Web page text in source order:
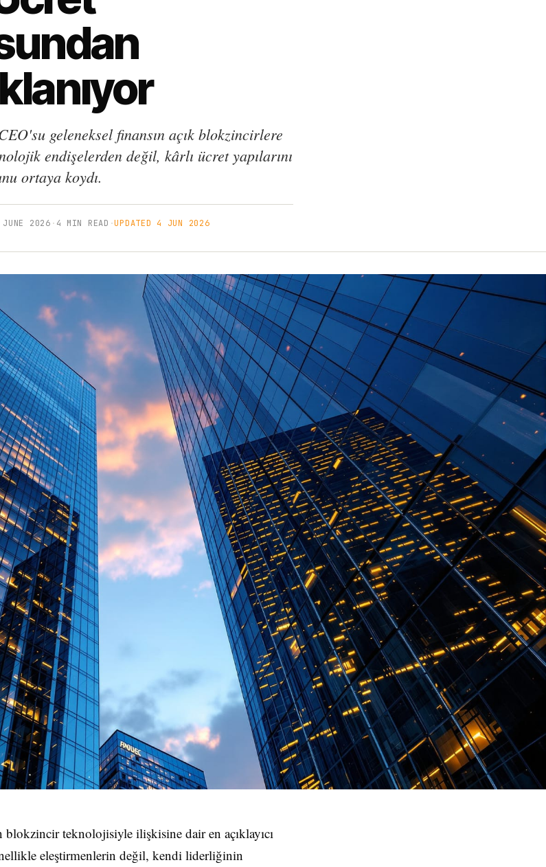
geleneksel finansın açık blokzincirlere
endişelerden değil, kârlı ücret yapılarını
ortaya koydı.
2026 · 4 MIN READ ·UPDATED 4 JUN 2026
blokzincir teknolojisiyle ilişkisine dair en açıklayıcı
eleştirmenlerin değil, kendi liderliğinin